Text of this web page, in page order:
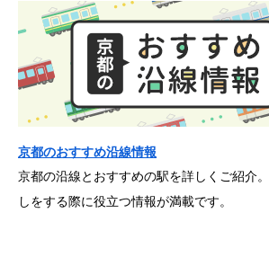
京都のおすすめ沿線情報
京都の沿線とおすすめの駅を詳しくご紹介
しをする際に役立つ情報が満載です。